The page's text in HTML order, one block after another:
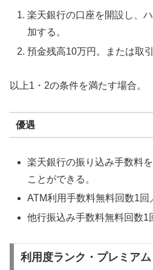
楽天銀行の口座を開設し、
加する。
預金残高10万円。または取
以上1・2の条件を満たす場合。
優遇
楽天銀行の振り込み手数料
ことができる。
ATM利用手数料無料回数1回
他行振込み手数料無料回数1
利用度ランク・プレミアム